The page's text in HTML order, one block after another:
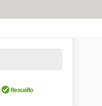
Resuelto